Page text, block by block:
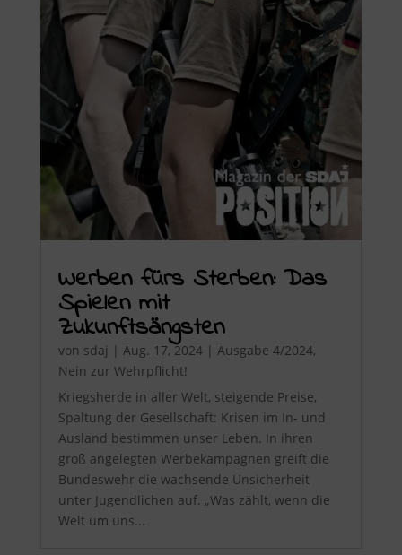
Werben fürs Sterben: Das
Spielen mit
Zukunftsängsten
von sdaj | Aug. 17, 2024| Ausgabe 4/2024,
Nein zur Wehrpflicht!
Kriegsherde in aller Welt, steigende Preise,
Spaltung der Gesellschaft: Krisen im In- und
Ausland bestimmen unser Leben. In ihren
groß angelegten Werbekampagnen greift die
Bundeswehr die wachsende Unsicherheit
unter Jugendlichen auf. „Was zählt, wenn die
Welt um uns...